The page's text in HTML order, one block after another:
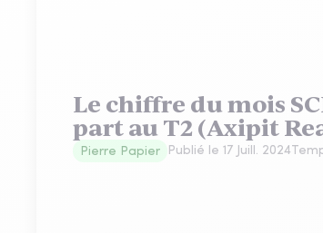
Le chiffre du mois
part au T2 (Axipit
Pierre Papier Publié le 17 Juill. 2024